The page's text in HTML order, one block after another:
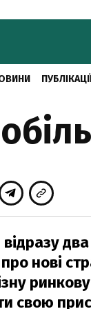
ПУБЛІКАЦІЇ
нові
ринкову
свою